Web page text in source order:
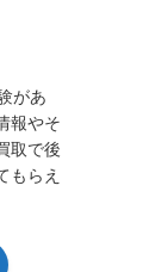
があ
報やそ
取で後
もらえ